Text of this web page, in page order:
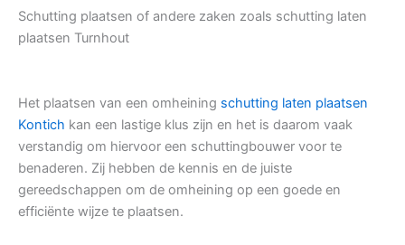
Schutting plaatsen of andere zaken zoals schutting laten
plaatsen Turnhout
Het plaatsen van een omheining schutting laten plaatsen
Kontich kan een lastige klus zijn en het is daarom vaak
verstandig om hiervoor een schuttingbouwer voor te
benaderen. Zij hebben de kennis en de juiste
gereedschappen om de omheining op een goede en
efficiënte wijze te plaatsen.